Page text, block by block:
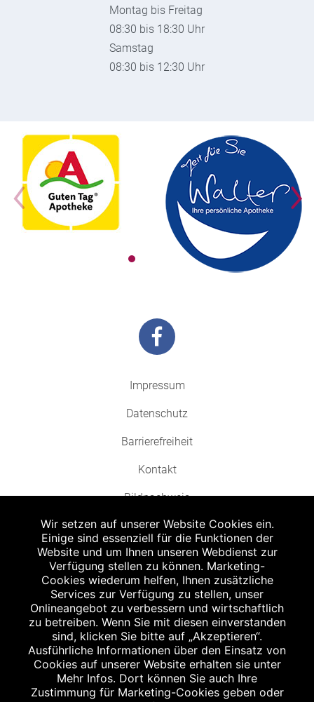
Montag bis Freitag
08:30 bis 18:30 Uhr
Samstag
08:30 bis 12:30 Uhr
Impressum
Datenschutz
Barrierefreiheit
Kontakt
Bildnachweis
Abgabe in haushaltsüblichen Mengen, solange der Vorrat reicht. Für Druck-
und Satzfehler keine Haftung.
Zu Risiken und Nebenwirkungen lesen Sie die Packungsbeilage und fragen
Sie Ihren Arzt oder Apotheker.
Angabe nach der deutschen Arzneimitteltaxe Apothekenerstattungspreis
(AEP). Der AEP ist keine unverbindliche Preisempfehlung der Hersteller. Der
AEP ist ein von den Apotheken in Ansatz gebrachter Preis für rezeptfreie
Arzneimittel. Er entspricht in der Höhe dem für Apotheken verbindlichen
Abgabepreis, zu dem eine Apotheke in bestimmten Fällen (z.B. bei Kindern
unter 12 Jahren) das Produkt mit der gesetzlichen Krankenversicherung
Wir setzen auf unserer Website Cookies ein.
Einige sind essenziell für die Funktionen der
Website und um Ihnen unseren Webdienst zur
Verfügung stellen zu können. Marketing-
Cookies wiederum helfen, Ihnen zusätzliche
Services zur Verfügung zu stellen, unser
Onlineangebot zu verbessern und wirtschaftlich
zu betreiben. Wenn Sie mit diesen einverstanden
sind, klicken Sie bitte auf „Akzeptieren“.
Ausführliche Informationen über den Einsatz von
Cookies auf unserer Website erhalten sie unter
Mehr Infos. Dort können Sie auch Ihre
Zustimmung für Marketing-Cookies geben oder